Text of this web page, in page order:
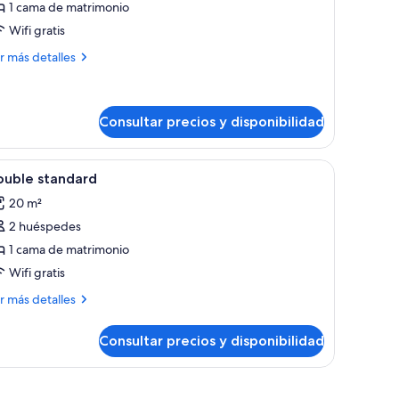
1 cama de matrimonio
Wifi gratis
más detalles
Consultar precios y disponibilidad
de madera.dos mesitas de noche, un teléfono y un espejo.
Minibar, caja fuerte, escritorio y cortinas
2 standard
20 m²
2 huéspedes
1 cama de matrimonio
Wifi gratis
más detalles
Consultar precios y disponibilidad